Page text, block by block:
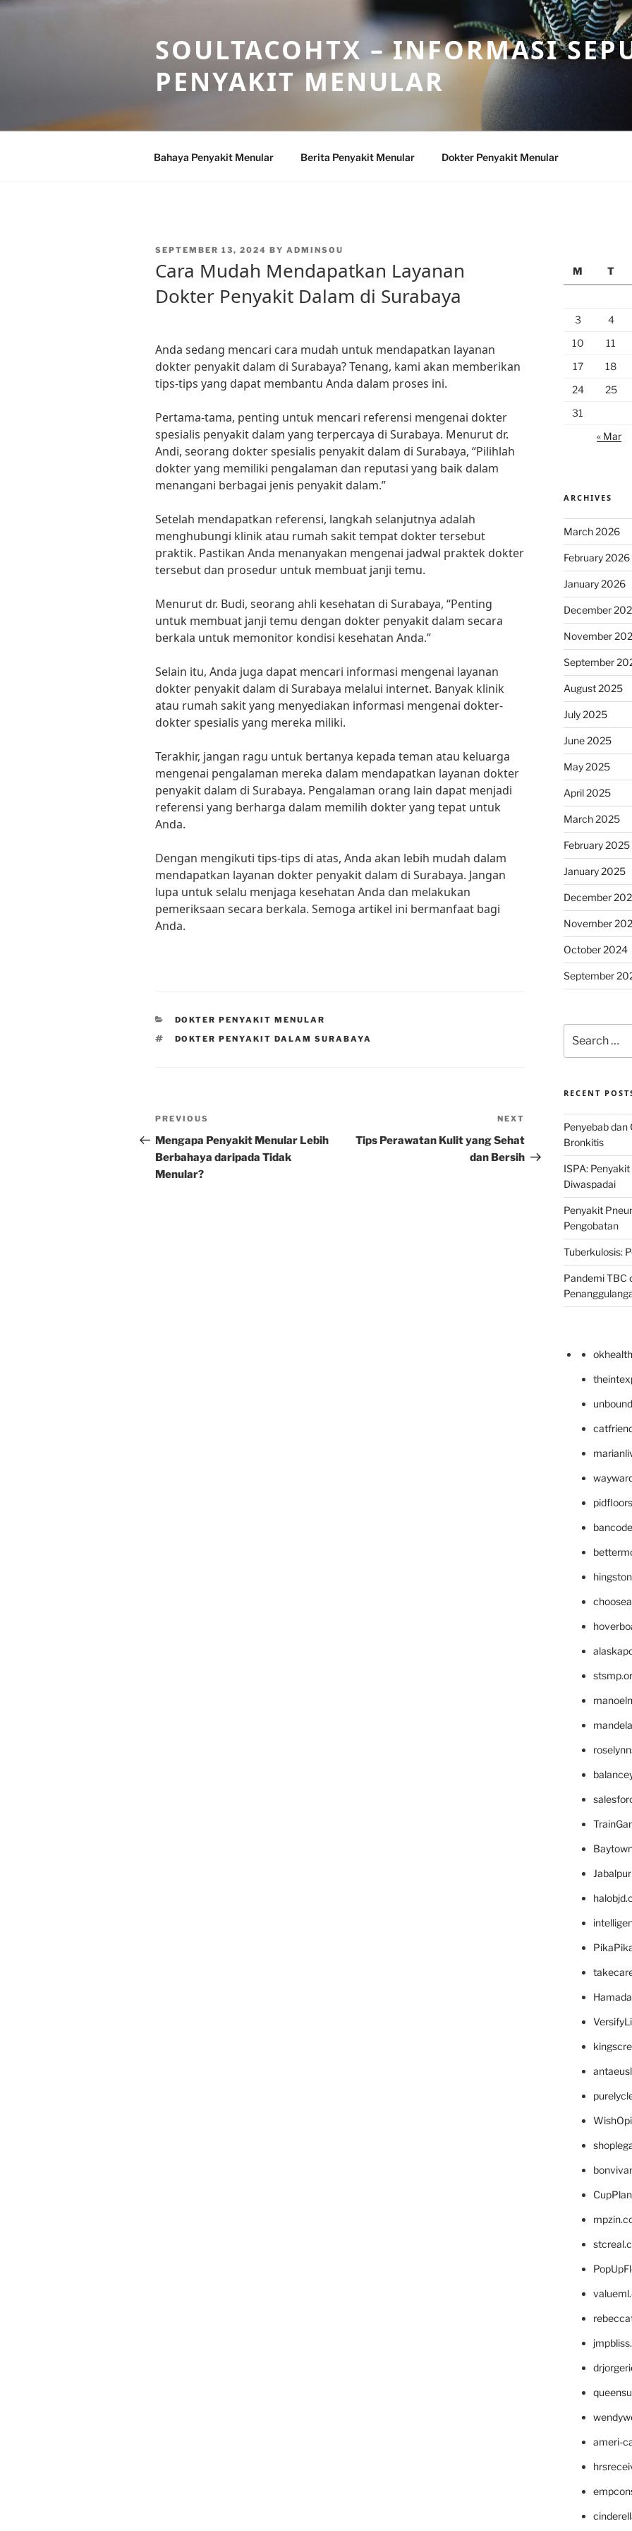
Skip
SOULTACOHTX – INFORMASI
PENYAKIT MENULAR
Bahaya Penyakit Menular Berita Penyakit Menular Dokter Penyakit Menular
POSTED
SEPTEMBER 13, 2024 BY ADMINSOU
Cara Mudah Mendapatkan Layanan
Dokter Penyakit Dalam di Surabaya
Anda sedang mencari cara mudah untuk mendapatkan layanan
dokter penyakit dalam di Surabaya? Tenang, kami akan memberikan
tips-tips yang dapat membantu Anda dalam proses ini.
Pertama-tama, penting untuk mencari referensi mengenai dokter
spesialis penyakit dalam yang terpercaya di Surabaya. Menurut dr.
Andi, seorang dokter spesialis penyakit dalam di Surabaya, “Pilihlah
dokter yang memiliki pengalaman dan reputasi yang baik dalam
menangani berbagai jenis penyakit dalam.”
Setelah mendapatkan referensi, langkah selanjutnya adalah
menghubungi klinik atau rumah sakit tempat dokter tersebut
praktik. Pastikan Anda menanyakan mengenai jadwal praktek dokter
tersebut dan prosedur untuk membuat janji temu.
Menurut dr. Budi, seorang ahli kesehatan di Surabaya, “Penting
untuk membuat janji temu dengan dokter penyakit dalam secara
berkala untuk memonitor kondisi kesehatan Anda.”
Selain itu, Anda juga dapat mencari informasi mengenai layanan
dokter penyakit dalam di Surabaya melalui internet. Banyak klinik
atau rumah sakit yang menyediakan informasi mengenai dokter-
dokter spesialis yang mereka miliki.
Terakhir, jangan ragu untuk bertanya kepada teman atau keluarga
mengenai pengalaman mereka dalam mendapatkan layanan dokter
penyakit dalam di Surabaya. Pengalaman orang lain dapat menjadi
referensi yang berharga dalam memilih dokter yang tepat untuk
Anda.
Dengan mengikuti tips-tips di atas, Anda akan lebih mudah dalam
mendapatkan layanan dokter penyakit dalam di Surabaya. Jangan
lupa untuk selalu menjaga kesehatan Anda dan melakukan
pemeriksaan secara berkala. Semoga artikel ini bermanfaat bagi
Anda.
CATEGORIES
DOKTER PENYAKIT MENULAR
TAGS
DOKTER PENYAKIT DALAM SURABAYA
Post
navigation
Previous
Post
PREVIOUS
Mengapa Penyakit Menular Lebih
Berbahaya daripada Tidak
Menular?
Post
NEXT
Tips Perawatan Kulit yang Sehat
dan Bersih
M
T
3
4
10
11
17
18
24
25
31
« Mar
ARCHIVES
March 2026
February 2026
January 2026
December
November
September
August 2025
July 2025
June 2025
May 2025
April 2025
March 2025
February 2025
January 2025
December
November
October 2024
September
for:
RECENT
Penyebab dan
Bronkitis
ISPA:
Diwaspadai
Penyakit
Pengobatan
Tuberkulosis:
Pandemi TBC
ameri-